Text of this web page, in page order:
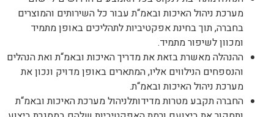
מערכת ניהול האיכות ובאמ“ת עבור כל השירותים והמוצרים
בחברה,תוך בחינת אפקטיביות לתהליכים באופן מתמיד
ומכוון לשיפור מתמיד.
ההנהלה מאשרת בזאת את מדריך האיכות ובאמ“ת ואת הנהלים
והנספחים הנילווים אליו,המתארים באופן מדויק ונכון את
מערכת ניהול האיכות ובאמ“ת.
החברה תקבע מטרות מדידותלניהול מערכת האיכות ובאמ“ת